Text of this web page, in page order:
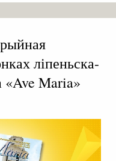
ліпеньска-
«Ave Maria»